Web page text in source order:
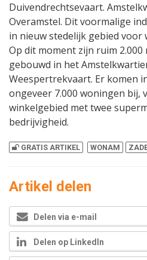
Duivendrechtsevaart.
Overamstel. Dit voormalige
in nieuw stedelijk gebied voor
Op dit moment zijn ruim
gebouwd in het
Weespertrekvaart. Er komen
ongeveer 7.000 woningen bij,
winkelgebied met twee
bedrijvigheid.
GRATIS ARTIKEL WONAM
Artikel delen
Delen via e-mail
Delen op LinkedIn